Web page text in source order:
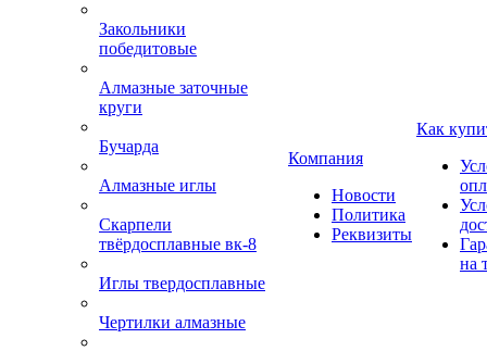
Закольники
победитовые
Алмазные заточные
круги
Бучарда
Алмазные иглы
Скарпели
твёрдосплавные вк-8
Иглы твердосплавные
Чертилки алмазные
Компания
Новости
Политика
Реквизиты
Как
на